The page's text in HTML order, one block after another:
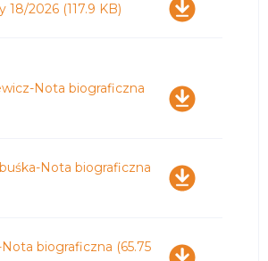
18/2026 (117.9 KB)
Nota biograficzna
Nota biograficzna
biograficzna (65.75